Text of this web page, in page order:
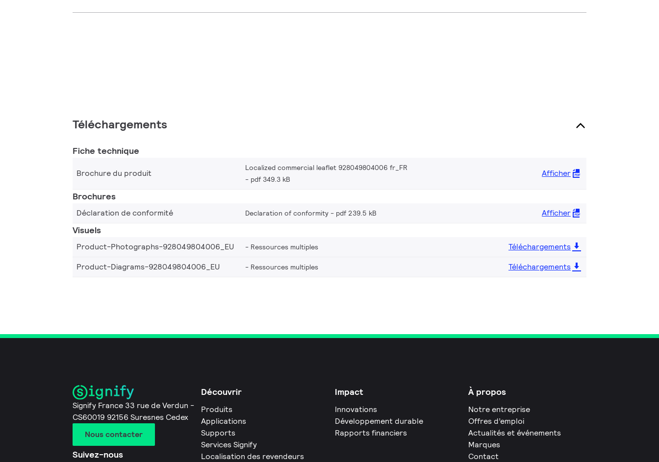
Téléchargements
Fiche technique
Brochure du produit
Localized commercial leaflet 928049804006 fr_FR
pdf 349.3 kB
Afficher
Brochures
Déclaration de conformité Declaration of conformity pdf 239.5 kB Afficher
Visuels
Product-Photographs-928049804006_EU Ressources multiples
Téléchargements
Product-Diagrams-928049804006_EU
Ressources multiples Téléchargements
Signify France 33 rue de Verdun -
CS60019 92156 Suresnes Cedex
Nous contacter
Suivez-nous
Découvrir
Produits
Applications
Supports
Services Signify
Localisation des revendeurs
Impact
Innovations
Développement durable
Rapports financiers
À propos
Notre entreprise
Offres d’emploi
Actualités et événements
Marques
Contact